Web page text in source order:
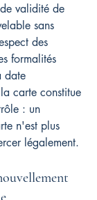
validité de
sans
des
formalités
date
carte constitue
: un
n'est plus
légalement.